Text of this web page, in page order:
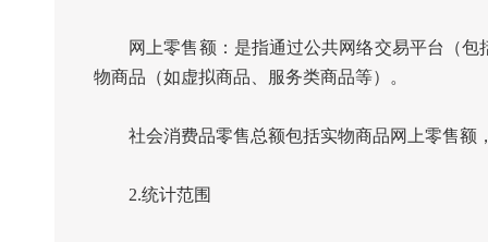
网上零售额：是指通过公共网络交易平台（包
物商品（如虚拟商品、服务类商品等）。
社会消费品零售总额包括实物商品网上零售额
2.统计范围